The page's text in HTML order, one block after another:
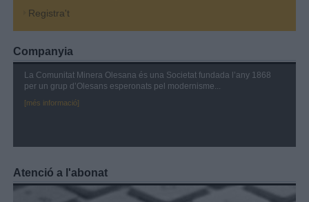
Registra't
Companyia
La Comunitat Minera Olesana és una Societat fundada l’any 1868
per un grup d’Olesans esperonats pel modernisme...
[més informació]
Atenció a l'abonat